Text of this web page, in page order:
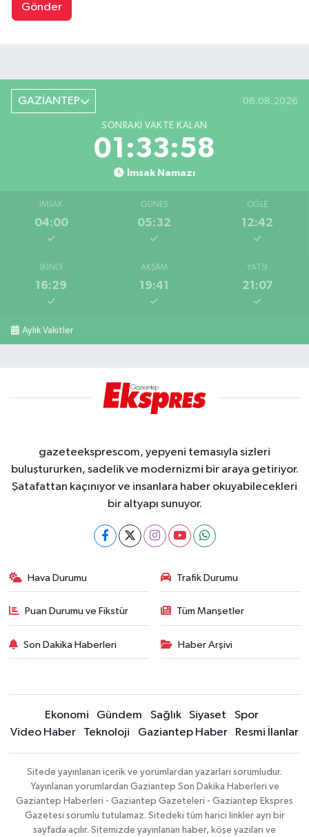
Gönder
GAZİANTEP 06.08.2026
SONRAKI VAKTE KALAN
01:33:58
İmsak Namazı
İMSAK
04:00
GÜNEŞ
05:32
ÖĞLE
12:42
İKINDI
16:29
AKŞAM
19:41
YATSI
21:07
Aylık Vakitler
gazeteeksprescom, yepyeni temasıyla sizleri
buluştururken, sadelik ve modernizmi bir araya getiriyor.
Şatafattan kaçınıyor ve insanlara haber okuyabilecekleri
bir altyapı sunuyor.
Hava Durumu Trafik Durumu
Puan Durumu ve Fikstür Tüm Manşetler
Son Dakika Haberleri Haber Arşivi
Ekonomi Gündem Sağlık Siyaset
Spor
Video Haber
Teknoloji Gaziantep Haber Resmi İlanlar
Sitede yayınlanan içerik ve yorumlardan yazarları sorumludur.
Yayınlanan yorumlardan Gaziantep Son Dakika Haberleri ve
Gaziantep Haberleri - Gaziantep Gazeteleri - Gaziantep Ekspres
Gazetesi sorumlu tutulamaz. Sitedeki tüm harici linkler ayrı bir
sayfada açılır. Sitemizde yayınlanan haber, köşe yazıları ve